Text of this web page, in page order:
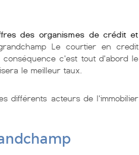
des organismes de crédit et
Le courtier en credit
conséquence c'est tout d'abord le
le meilleur taux.
différents acteurs de l'immobilier